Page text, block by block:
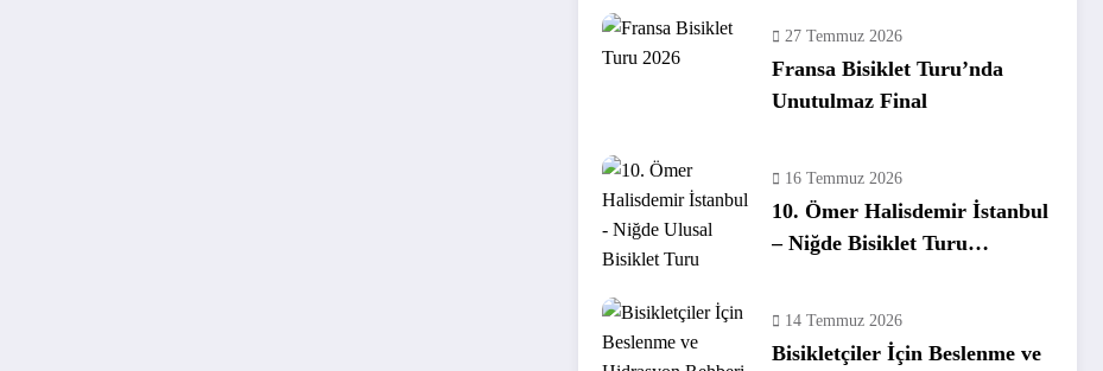
27 Temmuz 2026
Fransa Bisiklet Turu’nda
Unutulmaz Final
16 Temmuz 2026
10. Ömer Halisdemir İstanbul
– Niğde Bisiklet Turu
14 Temmuz 2026
Bisikletçiler İçin Beslenme ve